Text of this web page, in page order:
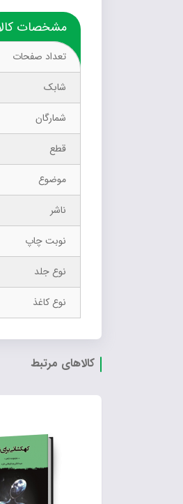
مشخصات
تعداد صفحات
شابک
شمارگان
قطع
موضوع
ناشر
نوبت چاپ
نوع جلد
نوع کاغذ
کالاهای مرتبط